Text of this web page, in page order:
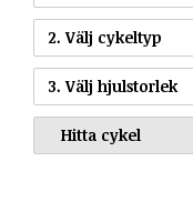
2. Välj cykeltyp
3. Välj hjulstorlek